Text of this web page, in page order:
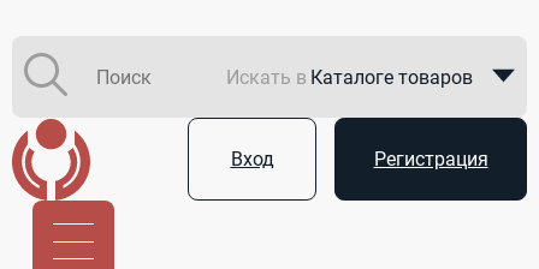
Искать в Каталоге товаров
Вход Регистрация